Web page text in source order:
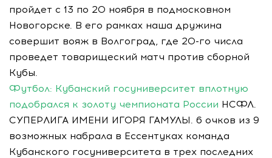
пройдет с 13 по 20 ноября в подмосковном
Новогорске. В его рамках наша дружина
совершит вояж в Волгоград, где 20-го числа
проведет товарищеский матч против сборной
Кубы.
Футбол: Кубанский госуниверситет вплотную
подобрался к золоту чемпионата России НСФЛ.
СУПЕРЛИГА ИМЕНИ ИГОРЯ ГАМУЛЫ. 6 очков из 9
возможных набрала в Ессентуках команда
Кубанского госуниверситета в трех последних